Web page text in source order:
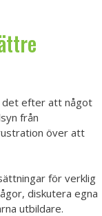
det efter att något
från
över att
för verklig
diskutera egna
utbildare.